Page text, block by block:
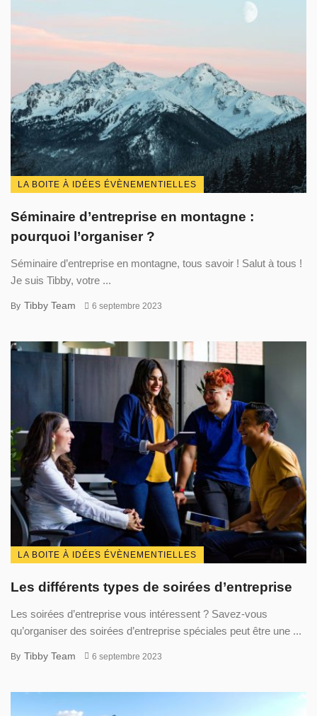
LA BOITE À IDÉES ÉVÈNEMENTIELLES
Séminaire d’entreprise en montagne :
pourquoi l’organiser ?
Séminaire d’entreprise en montagne, tous savoir ! Salut à tous !
Je suis Tibby, votre ...
By Tibby Team 6 septembre 2023
LA BOITE À IDÉES ÉVÈNEMENTIELLES
Les différents types de soirées d’entreprise
Les soirées d’entreprise vous intéressent ? Savez-vous
qu’organiser des soirées d’entreprise spéciales peut être une ...
By Tibby Team 6 septembre 2023